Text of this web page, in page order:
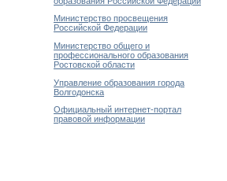
Министерство просвещения
Российской Федерации
Министерство общего и
профессионального образования
Ростовской области
Управление образования города
Волгодонска
Официальный интернет-портал
правовой информации